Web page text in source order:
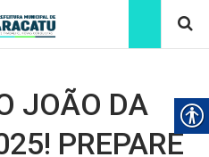
JOÃO DA
PREPARE